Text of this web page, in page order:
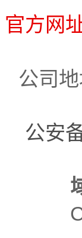
官方网
公司
公安